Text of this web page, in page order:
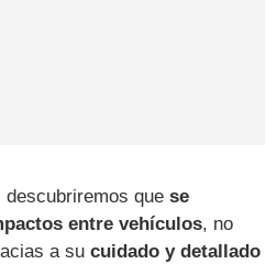
descubriremos quese
entre vehículos, no
a sucuidado y detallado